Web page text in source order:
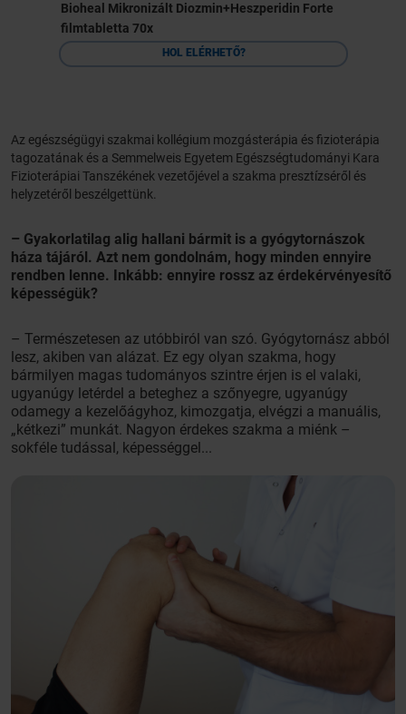
Bioheal Mikronizált Diozmin+Heszperidin Forte
filmtabletta 70x
HOL ELÉRHETŐ?
Az egészségügyi szakmai kollégium mozgásterápia és fizioterápia
tagozatának és a Semmelweis Egyetem Egészségtudományi Kara
Fizioterápiai Tanszékének vezetőjével a szakma presztízséről és
helyzetéről beszélgettünk.
– Gyakorlatilag alig hallani bármit is a gyógytornászok
háza tájáról. Azt nem gondolnám, hogy minden ennyire
rendben lenne. Inkább: ennyire rossz az érdekérvényesítő
képességük?
– Természetesen az utóbbiról van szó. Gyógytornász abból
lesz, akiben van alázat. Ez egy olyan szakma, hogy
bármilyen magas tudományos szintre érjen is el valaki,
ugyanúgy letérdel a beteghez a szőnyegre, ugyanúgy
odamegy a kezelőágyhoz, kimozgatja, elvégzi a manuális,
„kétkezi” munkát. Nagyon érdekes szakma a miénk –
sokféle tudással, képességgel...